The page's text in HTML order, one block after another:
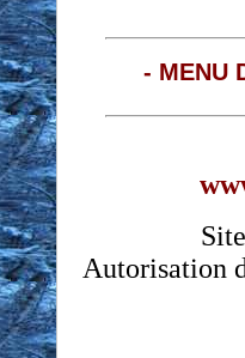
- MENU
Autorisation